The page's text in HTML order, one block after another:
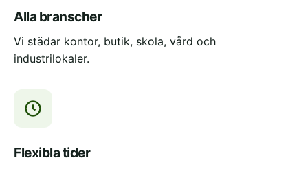
Alla branscher
Vi städar kontor, butik, skola, vård och
industrilokaler.
Flexibla tider